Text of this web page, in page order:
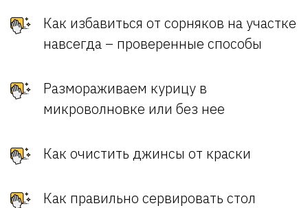
Как избавиться от сорняков на участке
навсегда – проверенные способы
Размораживаем курицу в
микроволновке или без нее
Как очистить джинсы от краски
Как правильно сервировать стол